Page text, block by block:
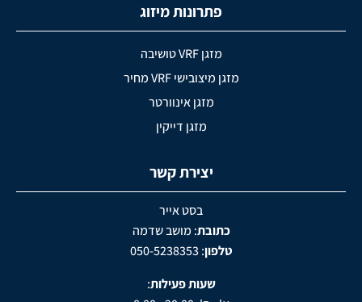
פתרונות מיזוג
מזגן VRF טושיבה
מזגן מיצובישי VRF מחיר
מזגן אינוורטר
מזגן דייקין
יצירת קשר
בסט אייר
כתובת: מושב שדמה
טלפון:
050-5238353
שעות פעילות: